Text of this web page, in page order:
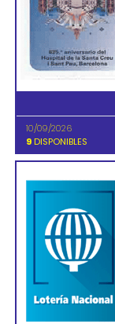
10/09/2026
9 DISPONIBLES